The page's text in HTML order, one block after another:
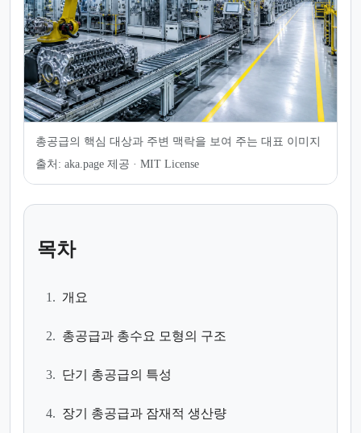
총공급의 핵심 대상과 주변 맥락을 보여 주는 대표 이미지
출처: aka.page 제공 · MIT License
목차
1. 개요
2. 총공급과 총수요 모형의 구조
3. 단기 총공급의 특성
4. 장기 총공급과 잠재적 생산량